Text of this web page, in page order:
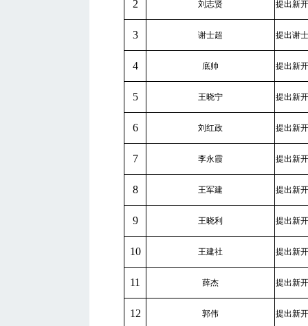
2 刘志贤 提出新
3 谢士超 提出谢
4 底帅 提出新
5 王晓宁 提出新
6 刘红政 提出新
7 李永霞 提出新
8 王军建 提出新
9 王晓利 提出新
10 王建社 提出新
11 薛杰 提出新
12 郭伟 提出新